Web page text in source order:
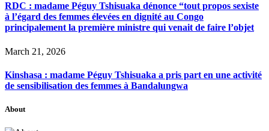
RDC : madame Péguy Tshisuaka dénonce “tout propos sexiste
à l’égard des femmes élevées en dignité au Congo
principalement la première ministre qui venait de faire l’objet
March 21, 2026
Kinshasa : madame Péguy Tshisuaka a pris part en une activité
de sensibilisation des femmes à Bandalungwa
About